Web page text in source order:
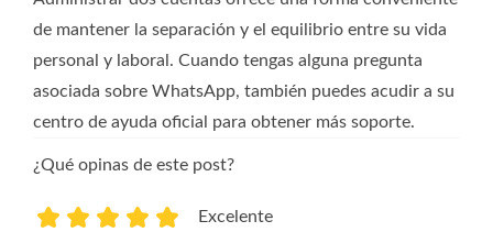
de mantener la separación y el equilibrio entre su vida
personal y laboral. Cuando tengas alguna pregunta
asociada sobre WhatsApp, también puedes acudir a su
centro de ayuda oficial para obtener más soporte.
¿Qué opinas de este post?
Excelente